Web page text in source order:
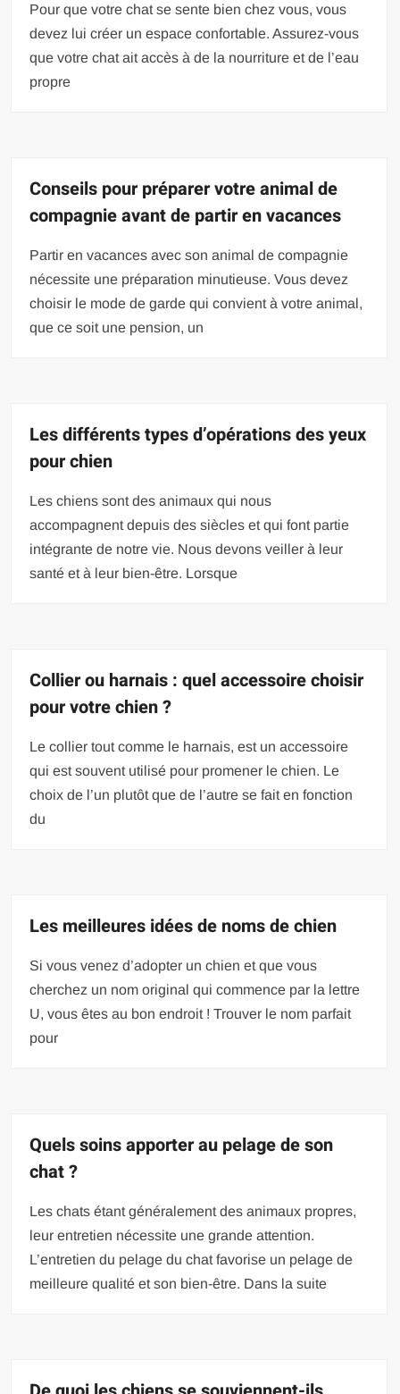
Pour que votre chat se sente bien chez vous, vous
devez lui créer un espace confortable. Assurez-vous
que votre chat ait accès à de la nourriture et de l’eau
propre
Conseils pour préparer votre animal de
compagnie avant de partir en vacances
Partir en vacances avec son animal de compagnie
nécessite une préparation minutieuse. Vous devez
choisir le mode de garde qui convient à votre animal,
que ce soit une pension, un
Les différents types d’opérations des yeux
pour chien
Les chiens sont des animaux qui nous
accompagnent depuis des siècles et qui font partie
intégrante de notre vie. Nous devons veiller à leur
santé et à leur bien-être. Lorsque
Collier ou harnais : quel accessoire choisir
pour votre chien ?
Le collier tout comme le harnais, est un accessoire
qui est souvent utilisé pour promener le chien. Le
choix de l’un plutôt que de l’autre se fait en fonction
du
Les meilleures idées de noms de chien
Si vous venez d’adopter un chien et que vous
cherchez un nom original qui commence par la lettre
U, vous êtes au bon endroit ! Trouver le nom parfait
pour
Quels soins apporter au pelage de son
chat ?
Les chats étant généralement des animaux propres,
leur entretien nécessite une grande attention.
L’entretien du pelage du chat favorise un pelage de
meilleure qualité et son bien-être. Dans la suite